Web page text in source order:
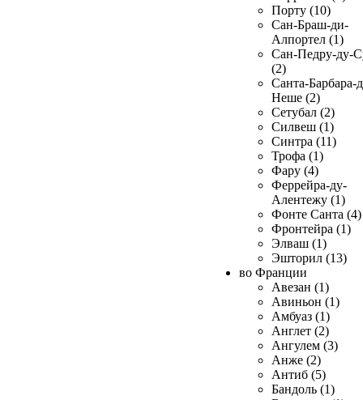
Порту (10)
Сан-Браш-ди-
Алпортел (1)
Сан-Педру-ду-
(2)
Санта-Барбара-
Неше (2)
Сетубал (2)
Силвеш (1)
Синтра (11)
Трофа (1)
Фару (4)
Феррейра-ду-
Алентежу (1)
Фонте Санта (4)
Фронтейра (1)
Элваш (1)
Эшторил (13)
во Франции
Авезан (1)
Авиньон (1)
Амбуаз (1)
Англет (2)
Ангулем (3)
Анже (2)
Антиб (5)
Бандоль (1)